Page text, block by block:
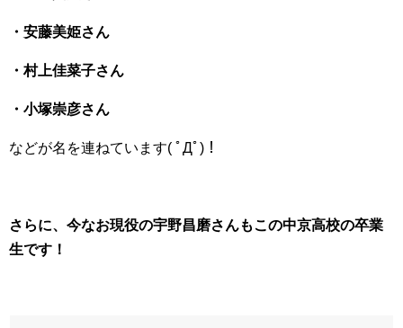
・安藤美姫さん
・村上佳菜子さん
・小塚崇彦さん
などが名を連ねています( ﾟДﾟ)！
さらに、今なお現役の宇野昌磨さんもこの中京高校の卒業
生です！